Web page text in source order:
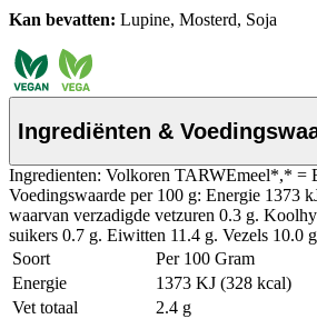
Kan bevatten: Lupine, Mosterd, Soja
Ingrediënten &
Ingredienten: Volkoren TARWEmeel*,* =
Voedingswaarde per 100 g: Energie 1373
waarvan verzadigde vetzuren 0.3 g.
suikers 0.7 g. Eiwitten 11.4 g. Vezels 10.0
Soort
Per 100 Gram
Energie
1373 KJ (328 kcal)
Vet totaal
2.4 g